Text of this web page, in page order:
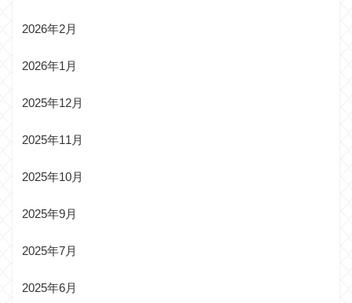
2026年2月
2026年1月
2025年12月
2025年11月
2025年10月
2025年9月
2025年7月
2025年6月